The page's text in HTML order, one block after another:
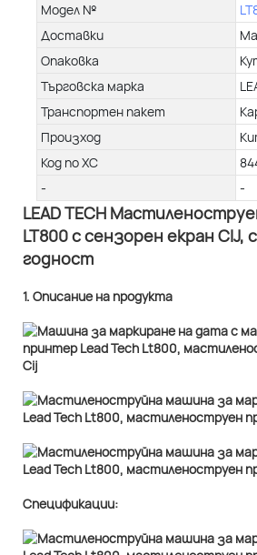
Модел №
Доставки
Опаковка
Търговска марка
Транспортен пакет
Произход
Код по ХС
-
-
LEAD TECH
LT800 с сензорен екран CIJ,
годност
1. Описание на продукта
Спецификации: